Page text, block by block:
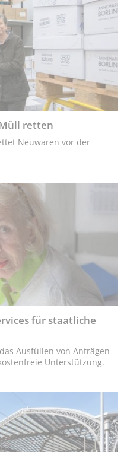
retten
Neuwaren vor der
für staatliche
Ausfüllen von Anträgen
Unterstützung.